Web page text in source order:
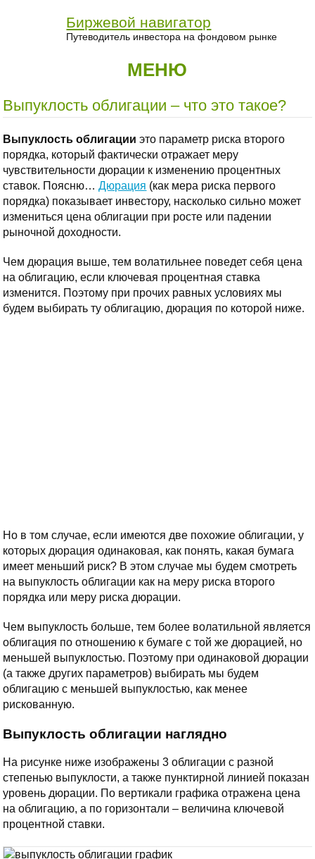
Биржевой навигатор
Путеводитель инвестора на фондовом рынке
МЕНЮ
Выпуклость облигации – что это такое?
Выпуклость облигации это параметр риска второго
порядка, который фактически отражает меру
чувствительности дюрации к изменению процентных
ставок. Поясню…Дюрация (как мера риска первого
порядка) показывает инвестору, насколько сильно может
измениться цена облигации при росте или падении
рыночной доходности.
Чем дюрация выше, тем волатильнее поведет себя цена
на облигацию, если ключевая процентная ставка
изменится. Поэтому при прочих равных условиях мы
будем выбирать ту облигацию, дюрация по которой ниже.
Но в том случае, если имеются две похожие облигации, у
которых дюрация одинаковая, как понять, какая бумага
имеет меньший риск? В этом случае мы будем смотреть
на выпуклость облигации как на меру риска второго
порядка или меру риска дюрации.
Чем выпуклость больше, тем более волатильной является
облигация по отношению к бумаге с той же дюрацией, но
меньшей выпуклостью. Поэтому при одинаковой дюрации
(а также других параметров) выбирать мы будем
облигацию с меньшей выпуклостью, как менее
рискованную.
Выпуклость облигации наглядно
На рисунке ниже изображены 3 облигации с разной
степенью выпуклости, а также пунктирной линией показан
уровень дюрации. По вертикали графика отражена цена
на облигацию, а по горизонтали – величина ключевой
процентной ставки.